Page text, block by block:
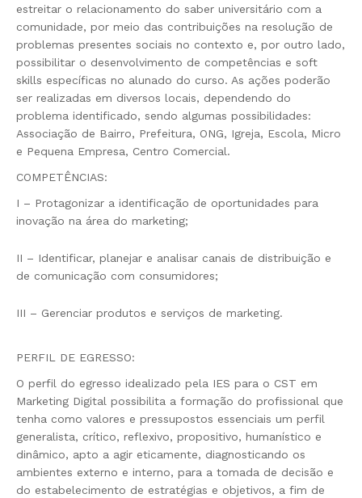
estreitar o relacionamento do saber universitário com a
comunidade, por meio das contribuições na resolução de
problemas presentes sociais no contexto e, por outro lado,
possibilitar o desenvolvimento de competências e soft
skills específicas no alunado do curso. As ações poderão
ser realizadas em diversos locais, dependendo do
problema identificado, sendo algumas possibilidades:
Associação de Bairro, Prefeitura, ONG, Igreja, Escola, Micro
e Pequena Empresa, Centro Comercial.
COMPETÊNCIAS:
I – Protagonizar a identificação de oportunidades para
inovação na área do marketing;
II – Identificar, planejar e analisar canais de distribuição e
de comunicação com consumidores;
III – Gerenciar produtos e serviços de marketing.
PERFIL DE EGRESSO:
O perfil do egresso idealizado pela IES para o CST em
Marketing Digital possibilita a formação do profissional que
tenha como valores e pressupostos essenciais um perfil
generalista, crítico, reflexivo, propositivo, humanístico e
dinâmico, apto a agir eticamente, diagnosticando os
ambientes externo e interno, para a tomada de decisão e
do estabelecimento de estratégias e objetivos, a fim de